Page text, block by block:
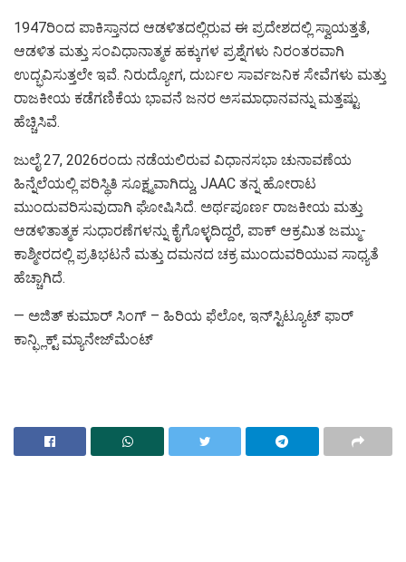
1947ರಿಂದ ಪಾಕಿಸ್ತಾನದ ಆಡಳಿತದಲ್ಲಿರುವ ಈ ಪ್ರದೇಶದಲ್ಲಿ ಸ್ವಾಯತ್ತತೆ,
ಆಡಳಿತ ಮತ್ತು ಸಂವಿಧಾನಾತ್ಮಕ ಹಕ್ಕುಗಳ ಪ್ರಶ್ನೆಗಳು ನಿರಂತರವಾಗಿ
ಉದ್ಭವಿಸುತ್ತಲೇ ಇವೆ. ನಿರುದ್ಯೋಗ, ದುರ್ಬಲ ಸಾರ್ವಜನಿಕ ಸೇವೆಗಳು ಮತ್ತು
ರಾಜಕೀಯ ಕಡೆಗಣಿಕೆಯ ಭಾವನೆ ಜನರ ಅಸಮಾಧಾನವನ್ನು ಮತ್ತಷ್ಟು
ಹೆಚ್ಚಿಸಿವೆ.
ಜುಲೈ 27, 2026ರಂದು ನಡೆಯಲಿರುವ ವಿಧಾನಸಭಾ ಚುನಾವಣೆಯ
ಹಿನ್ನೆಲೆಯಲ್ಲಿ ಪರಿಸ್ಥಿತಿ ಸೂಕ್ಷ್ಮವಾಗಿದ್ದು, JAAC ತನ್ನ ಹೋರಾಟ
ಮುಂದುವರಿಸುವುದಾಗಿ ಘೋಷಿಸಿದೆ. ಅರ್ಥಪೂರ್ಣ ರಾಜಕೀಯ ಮತ್ತು
ಆಡಳಿತಾತ್ಮಕ ಸುಧಾರಣೆಗಳನ್ನು ಕೈಗೊಳ್ಳದಿದ್ದರೆ, ಪಾಕ್ ಆಕ್ರಮಿತ ಜಮ್ಮು-
ಕಾಶ್ಮೀರದಲ್ಲಿ ಪ್ರತಿಭಟನೆ ಮತ್ತು ದಮನದ ಚಕ್ರ ಮುಂದುವರಿಯುವ ಸಾಧ್ಯತೆ
ಹೆಚ್ಚಾಗಿದೆ.
— ಅಜಿತ್ ಕುಮಾರ್ ಸಿಂಗ್ – ಹಿರಿಯ ಫೆಲೋ, ಇನ್‌ಸ್ಟಿಟ್ಯೂಟ್ ಫಾರ್
ಕಾನ್ಫ್ಲಿಕ್ಟ್ ಮ್ಯಾನೇಜ್‌ಮೆಂಟ್